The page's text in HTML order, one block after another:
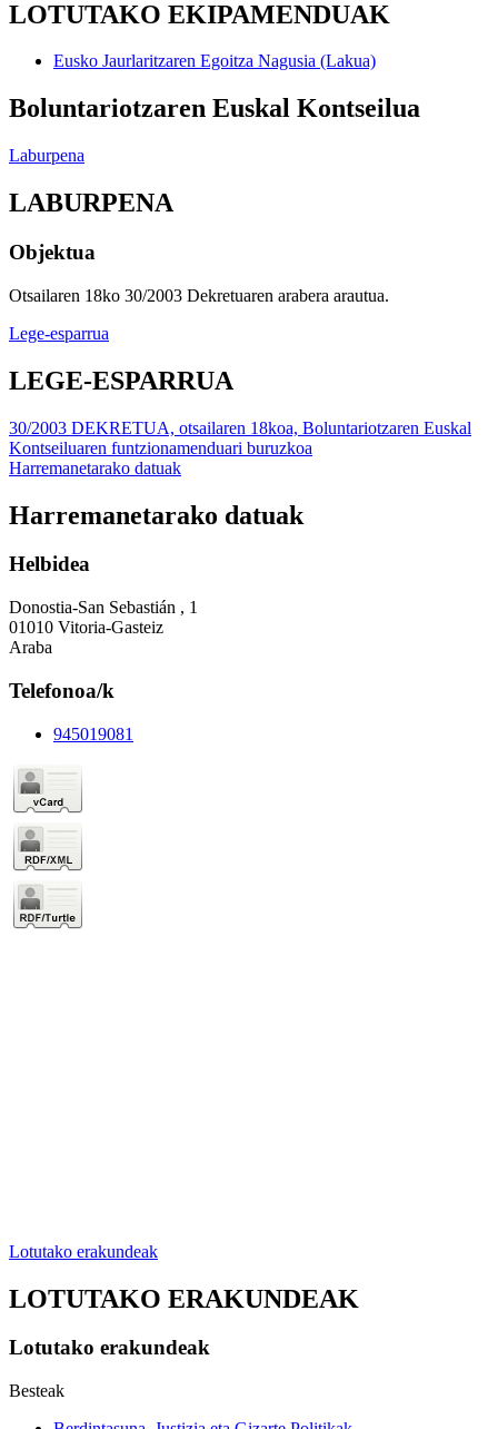
LOTUTAKO EKIPAMENDUAK
Eusko Jaurlaritzaren Egoitza Nagusia (Lakua)
Boluntariotzaren Euskal Kontseilua
Laburpena
LABURPENA
Objektua
Otsailaren 18ko 30/2003 Dekretuaren arabera arautua.
Lege-esparrua
LEGE-ESPARRUA
30/2003 DEKRETUA, otsailaren 18koa, Boluntariotzaren Euskal
Kontseiluaren funtzionamenduari buruzkoa
Harremanetarako datuak
Harremanetarako datuak
Helbidea
Donostia-San Sebastián , 1
01010 Vitoria-Gasteiz
Araba
Telefonoa/k
945019081
Lotutako erakundeak
LOTUTAKO ERAKUNDEAK
Lotutako erakundeak
Besteak